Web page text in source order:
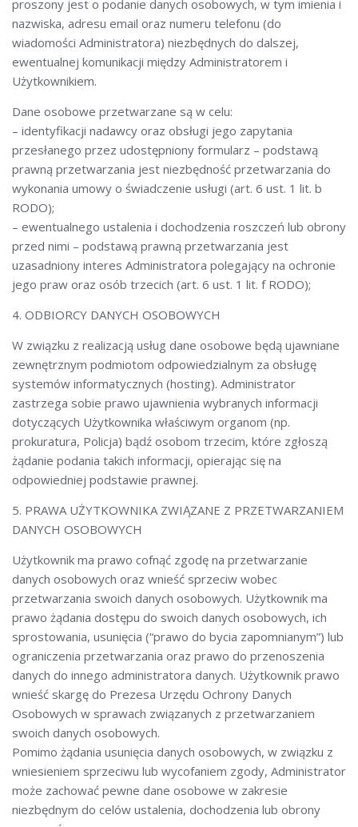
proszony jest o podanie danych osobowych, w tym imienia i
nazwiska, adresu email oraz numeru telefonu (do
wiadomości Administratora) niezbędnych do dalszej,
ewentualnej komunikacji między Administratorem i
Użytkownikiem.
Dane osobowe przetwarzane są w celu:
– identyfikacji nadawcy oraz obsługi jego zapytania
przesłanego przez udostępniony formularz – podstawą
prawną przetwarzania jest niezbędność przetwarzania do
wykonania umowy o świadczenie usługi (art. 6 ust. 1 lit. b
RODO);
– ewentualnego ustalenia i dochodzenia roszczeń lub obrony
przed nimi – podstawą prawną przetwarzania jest
uzasadniony interes Administratora polegający na ochronie
jego praw oraz osób trzecich (art. 6 ust. 1 lit. f RODO);
4. ODBIORCY DANYCH OSOBOWYCH
W związku z realizacją usług dane osobowe będą ujawniane
zewnętrznym podmiotom odpowiedzialnym za obsługę
systemów informatycznych (hosting). Administrator
zastrzega sobie prawo ujawnienia wybranych informacji
dotyczących Użytkownika właściwym organom (np.
prokuratura, Policja) bądź osobom trzecim, które zgłoszą
żądanie podania takich informacji, opierając się na
odpowiedniej podstawie prawnej.
5. PRAWA UŻYTKOWNIKA ZWIĄZANE Z PRZETWARZANIEM
DANYCH OSOBOWYCH
Użytkownik ma prawo cofnąć zgodę na przetwarzanie
danych osobowych oraz wnieść sprzeciw wobec
przetwarzania swoich danych osobowych. Użytkownik ma
prawo żądania dostępu do swoich danych osobowych, ich
sprostowania, usunięcia (“prawo do bycia zapomnianym”) lub
ograniczenia przetwarzania oraz prawo do przenoszenia
danych do innego administratora danych. Użytkownik prawo
wnieść skargę do Prezesa Urzędu Ochrony Danych
Osobowych w sprawach związanych z przetwarzaniem
swoich danych osobowych.
Pomimo żądania usunięcia danych osobowych, w związku z
wniesieniem sprzeciwu lub wycofaniem zgody, Administrator
może zachować pewne dane osobowe w zakresie
niezbędnym do celów ustalenia, dochodzenia lub obrony